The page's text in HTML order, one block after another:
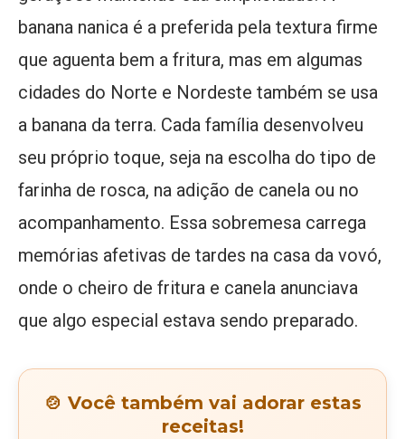
banana nanica é a preferida pela textura firme
que aguenta bem a fritura, mas em algumas
cidades do Norte e Nordeste também se usa
a banana da terra. Cada família desenvolveu
seu próprio toque, seja na escolha do tipo de
farinha de rosca, na adição de canela ou no
acompanhamento. Essa sobremesa carrega
memórias afetivas de tardes na casa da vovó,
onde o cheiro de fritura e canela anunciava
que algo especial estava sendo preparado.
🍲 Você também vai adorar estas
receitas!